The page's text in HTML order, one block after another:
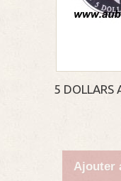
5 DOLLARS
Ajouter